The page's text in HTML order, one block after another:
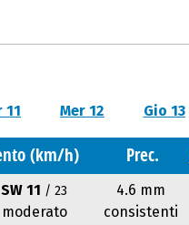
11 Mer 12 Gio 13
(km/h) Prec.
SW 11 / 23
moderato
4.6 mm
consistenti